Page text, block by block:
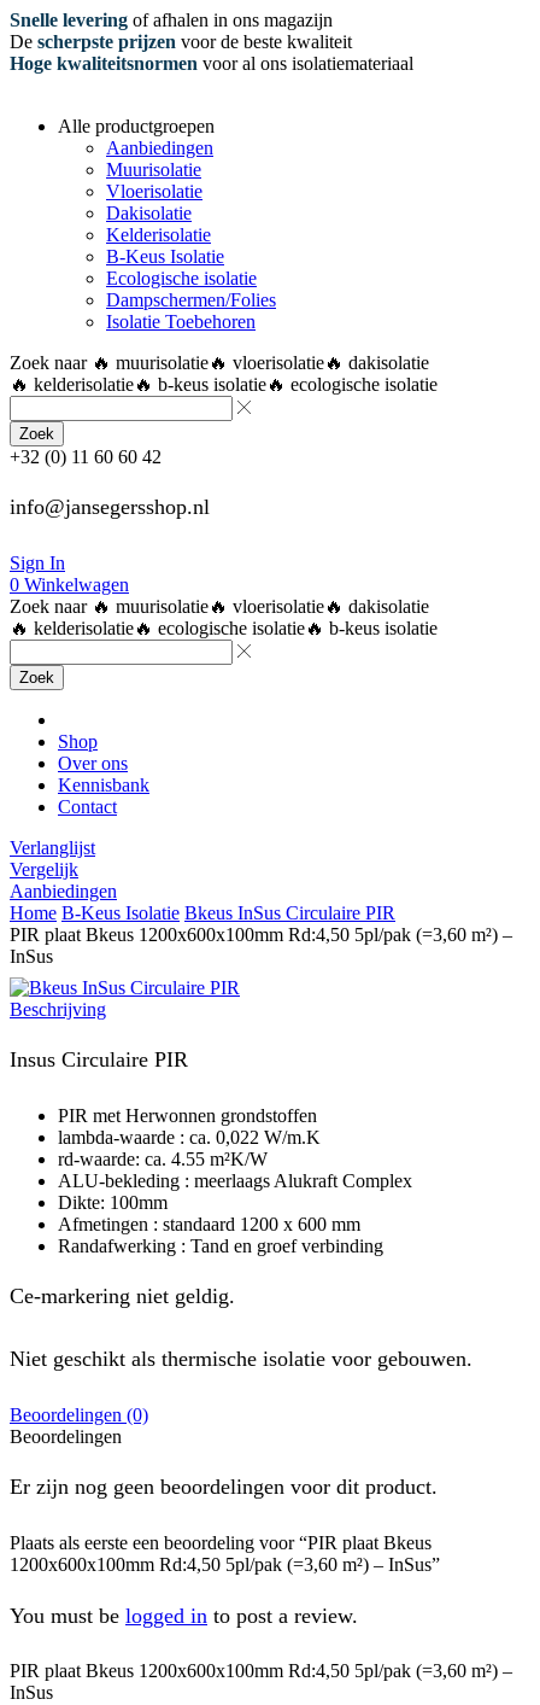
Snelle levering of afhalen in ons magazijn
De scherpste prijzen voor de beste kwaliteit
Hoge kwaliteitsnormen voor al ons isolatiemateriaal
Alle productgroepen
Aanbiedingen
Muurisolatie
Vloerisolatie
Dakisolatie
Kelderisolatie
B-Keus Isolatie
Ecologische isolatie
Dampschermen/Folies
Isolatie Toebehoren
Zoek naar 🔥 muurisolatie🔥 vloerisolatie🔥 dakisolatie
🔥 kelderisolatie🔥 b-keus isolatie🔥 ecologische isolatie
Zoek
+32 (0) 11 60 60 42
info@jansegersshop.nl
Sign In
0 Winkelwagen
Zoek naar 🔥 muurisolatie🔥 vloerisolatie🔥 dakisolatie
🔥 kelderisolatie🔥 ecologische isolatie🔥 b-keus isolatie
Zoek
Shop
Over ons
Kennisbank
Contact
Verlanglijst
Vergelijk
Aanbiedingen
Home B-Keus Isolatie Bkeus InSus Circulaire PIR
PIR plaat Bkeus 1200x600x100mm Rd:4,50 5pl/pak (=3,60 m²) –
InSus
Beschrijving
Insus Circulaire PIR
PIR met Herwonnen grondstoffen
lambda-waarde : ca. 0,022 W/m.K
rd-waarde: ca. 4.55 m²K/W
ALU-bekleding : meerlaags Alukraft Complex
Dikte: 100mm
Afmetingen : standaard 1200 x 600 mm
Randafwerking : Tand en groef verbinding
Ce-markering niet geldig.
Niet geschikt als thermische isolatie voor gebouwen.
Beoordelingen (0)
Beoordelingen
Er zijn nog geen beoordelingen voor dit product.
Plaats als eerste een beoordeling voor “PIR plaat Bkeus
1200x600x100mm Rd:4,50 5pl/pak (=3,60 m²) – InSus”
You must be logged in to post a review.
PIR plaat Bkeus 1200x600x100mm Rd:4,50 5pl/pak (=3,60 m²) –
InSus